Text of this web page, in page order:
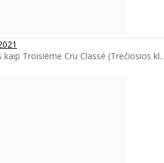
Troisième Cru Classé (Trečiosios kl..